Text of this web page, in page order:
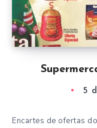
5
Encartes de ofertas